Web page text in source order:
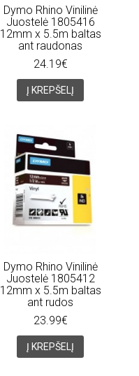
Dymo Rhino Vinilinė
Juostelė 1805416
12mm x 5.5m baltas
ant raudonas
24.19€
Į KREPŠELĮ
Dymo Rhino Vinilinė
Juostelė 1805412
12mm x 5.5m baltas
ant rudos
23.99€
Į KREPŠELĮ